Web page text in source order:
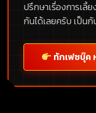
ปรึกษาเรื่องการเลี้
กันได้เลยครับ เป็น
ทักเฟซบุ๊ค